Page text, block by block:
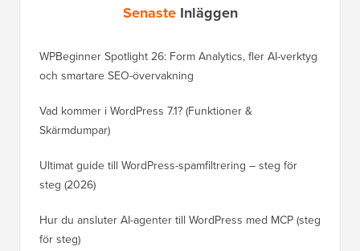
Senaste Inläggen
WPBeginner Spotlight 26: Form Analytics, fler AI-verktyg
och smartare SEO-övervakning
Vad kommer i WordPress 7.1? (Funktioner &
Skärmdumpar)
Ultimat guide till WordPress-spamfiltrering – steg för
steg (2026)
Hur du ansluter AI-agenter till WordPress med MCP (steg
för steg)